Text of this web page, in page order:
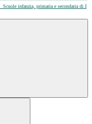
Scuole infanzia, primaria e secondaria di I